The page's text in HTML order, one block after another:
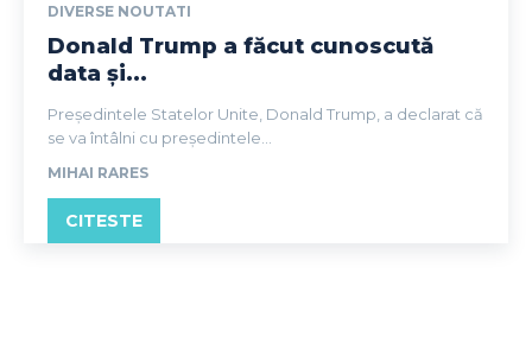
DIVERSE NOUTATI
Donald Trump a făcut cunoscută
data și...
Președintele Statelor Unite, Donald Trump, a declarat că
se va întâlni cu președintele...
MIHAI RARES
CITESTE